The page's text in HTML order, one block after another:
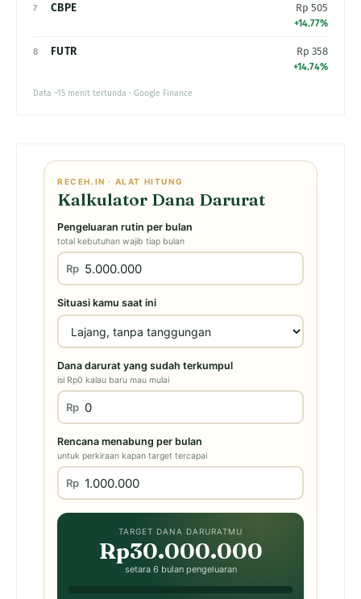
7 CBPE Rp 505
+14.77%
8 FUTR Rp 358
+14.74%
Data ~15 menit tertunda · Google Finance
RECEH.IN · ALAT HITUNG
Kalkulator Dana Darurat
Pengeluaran rutin per bulan
total kebutuhan wajib tiap bulan
Rp
Situasi kamu saat ini
Dana darurat yang sudah terkumpul
isi Rp0 kalau baru mau mulai
Rp
Rencana menabung per bulan
untuk perkiraan kapan target tercapai
Rp
TARGET DANA DARURATMU
Rp30.000.000
setara 6 bulan pengeluaran